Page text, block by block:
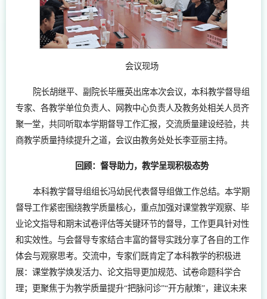
会议现场
院长胡继平、副院长毕雁英出席本次会议，本科教学督导组
专家、各教学单位负责人、网教中心负责人及教务处相关人员齐
聚一堂，共同听取本学期督导工作汇报，交流质量建设经验，共
商教学质量持续提升之道，会议由教务处处长李亚丽主持。
回顾：督导助力，教学呈现积极态势
本科教学督导组组长冯幼民代表督导组做工作总结。本学期
督导工作紧密围绕教学质量核心，重点加强对课堂教学观察、毕
业论文指导和期末试卷评估等关键环节的督导，工作更具针对性
和实效性。与会督导专家结合丰富的督导实践分享了各自的工作
体会与观察思考。交流中，专家们既肯定了本科教学的积极进
展：课堂教学焕发活力、论文指导更加规范、试卷命题科学合
理；更聚焦于为教学质量提升“把脉问诊”“开方献策”，建议未来